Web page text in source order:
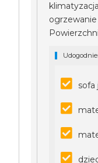
sofa